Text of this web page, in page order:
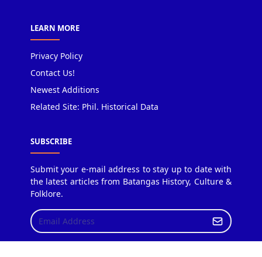
LEARN MORE
Privacy Policy
Contact Us!
Newest Additions
Related Site: Phil. Historical Data
SUBSCRIBE
Submit your e-mail address to stay up to date with
the latest articles from Batangas History, Culture &
Folklore.